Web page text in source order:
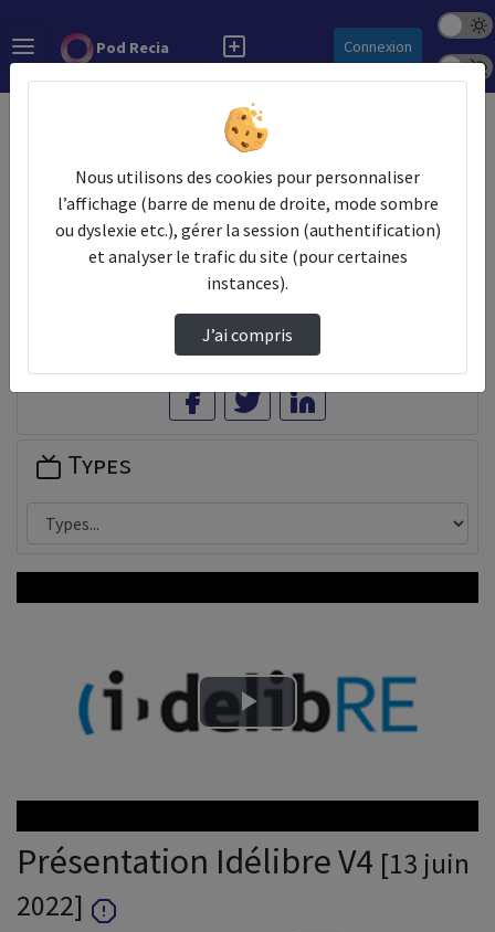
Pod Recia Rechercher Connexion
Mode
Police
Présentation Idélibre V4
Lire
vidéo
Présentation Idélibre V4 [13 juin
2022]
Prendre des notes
Il n'y a pas de note disponible pour vous pour cette vidéo.
Connectez-vous pour en créer une nouvelle.
Types
Nous utilisons des cookies pour personnaliser
l’affichage (barre de menu de droite, mode sombre
ou dyslexie etc.), gérer la session (authentification)
et analyser le trafic du site (pour certaines
instances).
J’ai compris